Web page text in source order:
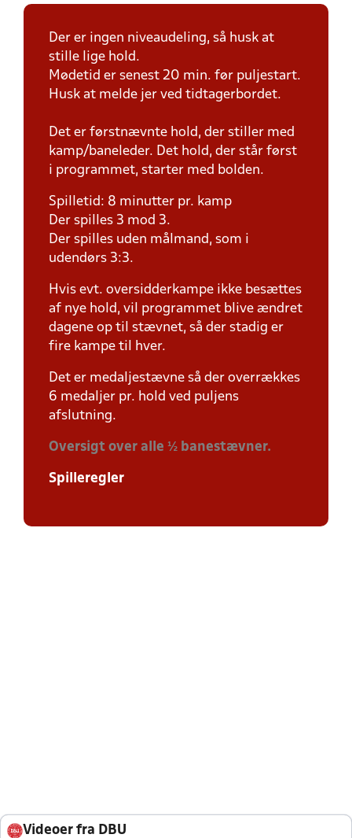
Der er ingen niveaudeling, så husk at
stille lige hold.
Mødetid er senest 20 min. før puljestart.
Husk at melde jer ved tidtagerbordet.
Det er førstnævnte hold, der stiller med
kamp/baneleder. Det hold, der står først
i programmet, starter med bolden.
Spilletid: 8 minutter pr. kamp
Der spilles 3 mod 3.
Der spilles uden målmand, som i
udendørs 3:3.
Hvis evt. oversidderkampe ikke besættes
af nye hold, vil programmet blive ændret
dagene op til stævnet, så der stadig er
fire kampe til hver.
Det er medaljestævne så der overrækkes
6 medaljer pr. hold ved puljens
afslutning.
Oversigt over alle ½ banestævner.
Spilleregler
Videoer fra DBU